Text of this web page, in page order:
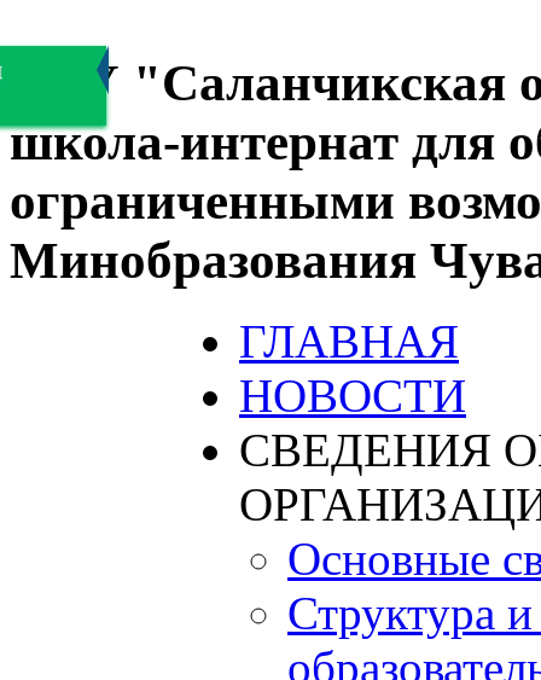
БОУ "Саланчикская
школа-интернат для
ограниченными
Минобразования
ГЛАВНАЯ
НОВОСТИ
СВЕДЕНИЯ
Основные
Структура